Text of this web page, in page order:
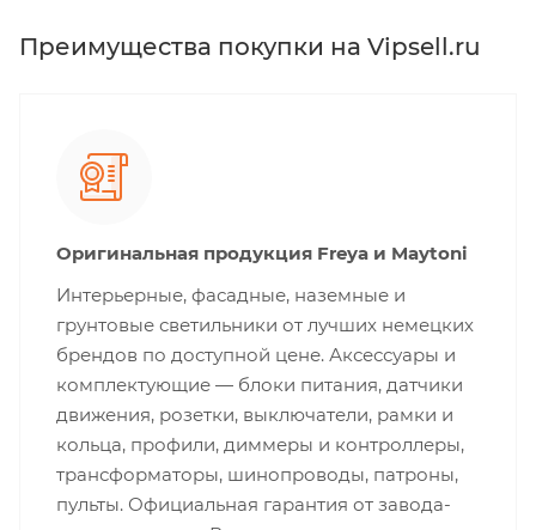
Преимущества покупки на Vipsell.ru
Оригинальная продукция Freya и Maytoni
Интерьерные, фасадные, наземные и
грунтовые светильники от лучших немецких
брендов по доступной цене. Аксессуары и
комплектующие — блоки питания, датчики
движения, розетки, выключатели, рамки и
кольца, профили, диммеры и контроллеры,
трансформаторы, шинопроводы, патроны,
пульты. Официальная гарантия от завода-